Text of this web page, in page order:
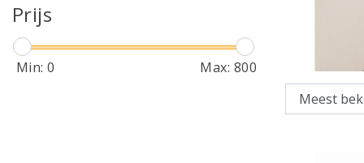
Prijs
Min:0 Max: 800